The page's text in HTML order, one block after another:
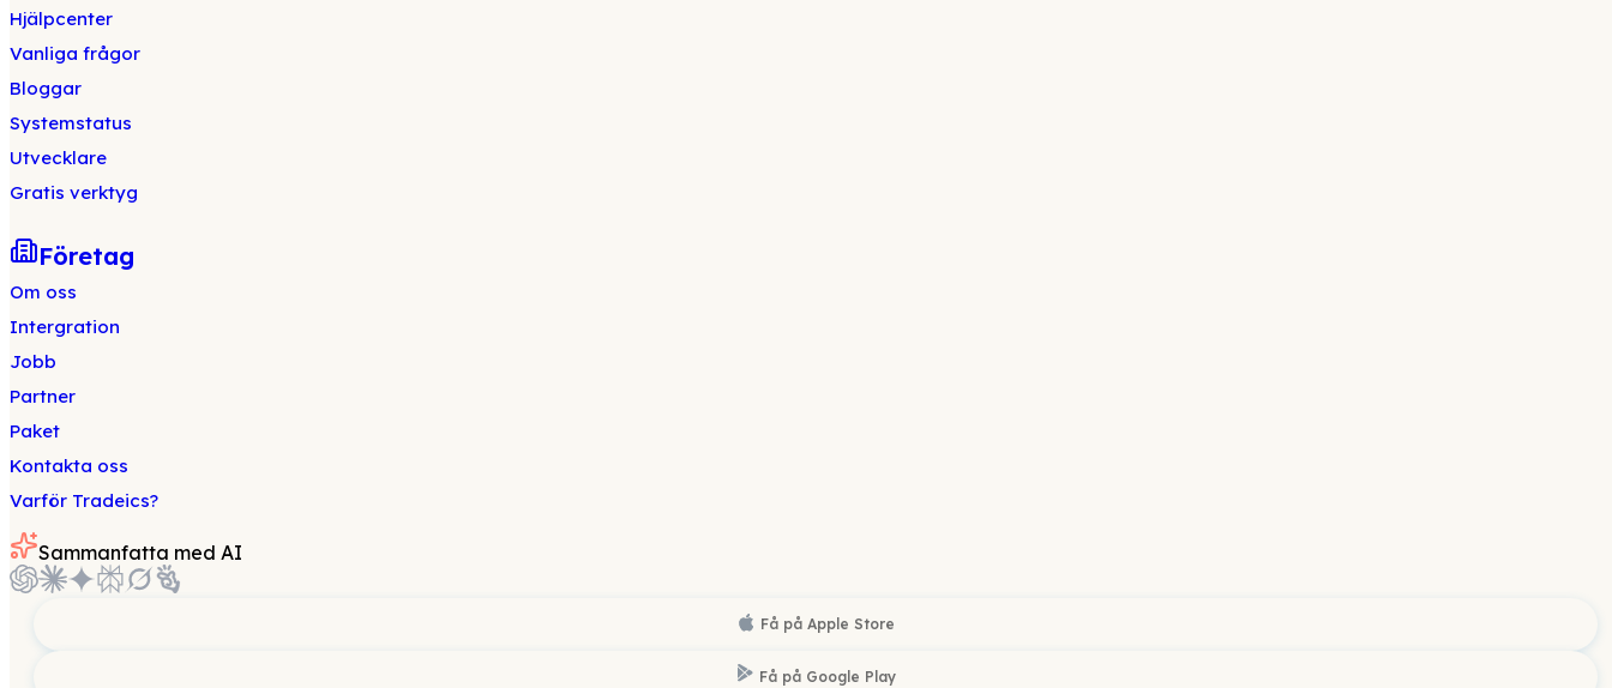
Hjälpcenter
Vanliga frågor
Bloggar
Systemstatus
Utvecklare
Gratis verktyg
Företag
Om oss
Intergration
Jobb
Partner
Paket
Kontakta oss
Varför Tradeics?
Sammanfatta med AI
Få på Apple Store
Få på Google Play